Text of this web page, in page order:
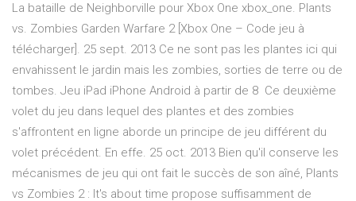
La bataille de Neighborville pour Xbox One xbox_one. Plants
vs. Zombies Garden Warfare 2 [Xbox One – Code jeu à
télécharger]. 25 sept. 2013 Ce ne sont pas les plantes ici qui
envahissent le jardin mais les zombies, sorties de terre ou de
tombes. Jeu iPad iPhone Android à partir de 8 Ce deuxième
volet du jeu dans lequel des plantes et des zombies
s'affrontent en ligne aborde un principe de jeu différent du
volet précédent. En effe. 25 oct. 2013 Bien qu'il conserve les
mécanismes de jeu qui ont fait le succès de son aîné, Plants
vs Zombies 2 : It's about time propose suffisamment de